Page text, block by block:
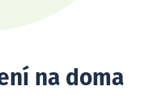
na doma